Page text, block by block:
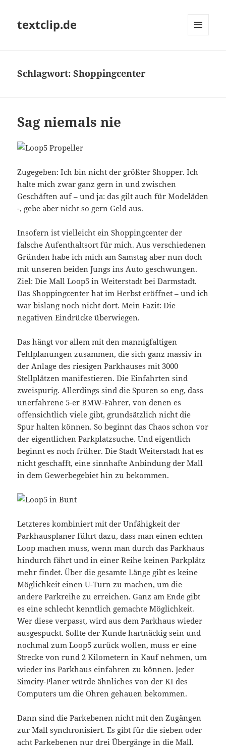
textclip.de
Schlagwort:Shoppingcenter
Sag niemals nie
Zugegeben: Ich bin nicht der größter Shopper. Ich
halte mich zwar ganz gern in und zwischen
Geschäften auf – und ja: das gilt auch für Modeläden
-, gebe aber nicht so gern Geld aus.
Insofern ist vielleicht ein Shoppingcenter der
falsche Aufenthaltsort für mich. Aus verschiedenen
Gründen habe ich mich am Samstag aber nun doch
mit unseren beiden Jungs ins Auto geschwungen.
Ziel: Die Mall Loop5 in Weiterstadt bei Darmstadt.
Das Shoppingcenter hat im Herbst eröffnet – und ich
war bislang noch nicht dort. Mein Fazit: Die
negativen Eindrücke überwiegen.
Das hängt vor allem mit den mannigfaltigen
Fehlplanungen zusammen, die sich ganz massiv in
der Anlage des riesigen Parkhauses mit 3000
Stellplätzen manifestieren. Die Einfahrten sind
zweispurig. Allerdings sind die Spuren so eng, dass
unerfahrene 5-er BMW-Fahrer, von denen es
offensichtlich viele gibt, grundsätzlich nicht die
Spur halten können. So beginnt das Chaos schon vor
der eigentlichen Parkplatzsuche. Und eigentlich
beginnt es noch früher. Die Stadt Weiterstadt hat es
nicht geschafft, eine sinnhafte Anbindung der Mall
in dem Gewerbegebiet hin zu bekommen.
Letzteres kombiniert mit der Unfähigkeit der
Parkhausplaner führt dazu, dass man einen echten
Loop machen muss, wenn man durch das Parkhaus
hindurch fährt und in einer Reihe keinen Parkplätz
mehr findet. Über die gesamte Länge gibt es keine
Möglichkeit einen U-Turn zu machen, um die
andere Parkreihe zu erreichen. Ganz am Ende gibt
es eine schlecht kenntlich gemachte Möglichkeit.
Wer diese verpasst, wird aus dem Parkhaus wieder
ausgespuckt. Sollte der Kunde hartnäckig sein und
nochmal zum Loop5 zurück wollen, muss er eine
Strecke von rund 2 Kilometern in Kauf nehmen, um
wieder ins Parkhaus einfahren zu können. Jeder
Simcity-Planer würde ähnliches von der KI des
Computers um die Ohren gehauen bekommen.
Dann sind die Parkebenen nicht mit den Zugängen
zur Mall synchronisiert. Es gibt für die sieben oder
acht Parkebenen nur drei Übergänge in die Mall.